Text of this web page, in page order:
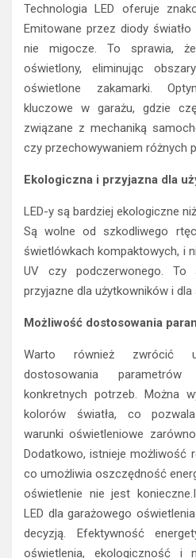
Technologia LED oferuje
Emitowane przez diody
nie migocze. To sprawia,
oświetlony, eliminując
oświetlone zakamarki.
kluczowe w garażu, gdzie
związane z mechaniką
czy przechowywaniem różnych
Ekologiczna i przyjazna dla
LED-y są bardziej ekologiczne
Są wolne od szkodliwego
świetlówkach kompaktowych, i
UV czy podczerwonego. To
przyjazne dla użytkowników i dla
Możliwość dostosowania
Warto również zwrócić
dostosowania
konkretnych potrzeb. Można
kolorów światła, co
warunki oświetleniowe
Dodatkowo, istnieje możliwość
co umożliwia oszczędność
oświetlenie nie jest
LED dla garażowego
decyzją. Efektywność
oświetlenia, ekologiczność i